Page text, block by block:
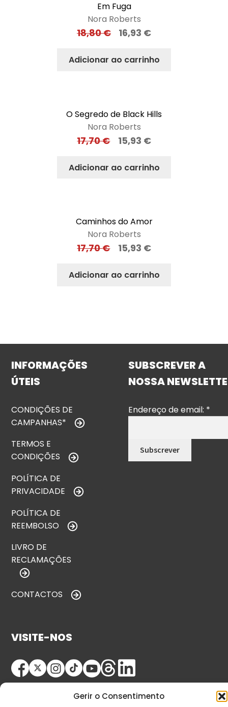
Gerir o Consentimento
Em Fuga
Nora Roberts
18,80€ 16,93 €
Adicionar ao carrinho
O Segredo de Black Hills
Nora Roberts
17,70€ 15,93 €
Adicionar ao carrinho
Caminhos do Amor
Nora Roberts
17,70€ 15,93 €
Adicionar ao carrinho
INFORMAÇÕES
ÚTEIS
CONDIÇÕES DE
CAMPANHAS*
TERMOS E
CONDIÇÕES
POLÍTICA DE
PRIVACIDADE
POLÍTICA DE
REEMBOLSO
LIVRO DE
RECLAMAÇÕES
CONTACTOS
SUBSCREVER A
NOSSA
Endereço de email: *
VISITE-NOS